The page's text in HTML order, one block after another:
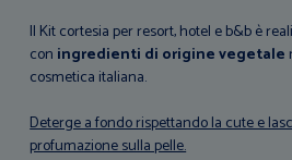
Il Kit cortesia per resort, hotel e b&b è
con ingredienti di origine vegetale
cosmetica italiana.
Deterge a fondo rispettando la cute e
profumazione sulla pelle.